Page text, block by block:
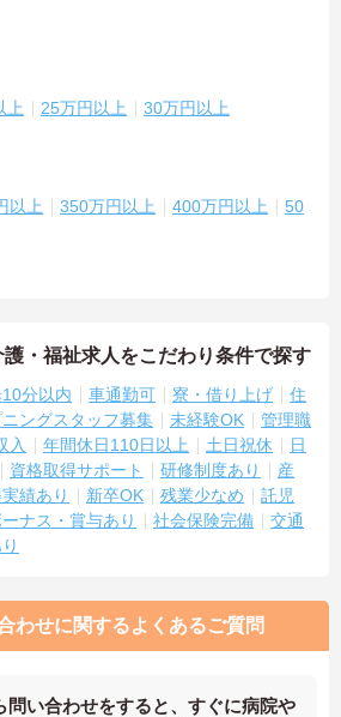
上 25万円以上 30万円以上
以上 350万円以上 400万円以上
50
・福祉求人をこだわり条件で探す
分以内 車通勤可 寮・借り上げ
住
ングスタッフ募集 未経験OK
管理職
入 年間休日110日以上 土日祝休
日
資格取得サポート 研修制度あり
産
績あり
新卒OK 残業少なめ
託児
ーナス・賞与あり 社会保険完備
交通
わせに関するよくあるご質問
問い合わせをすると、すぐに病院や